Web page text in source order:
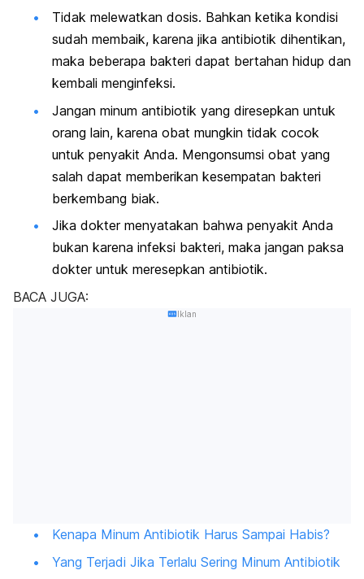
Tidak melewatkan dosis. Bahkan ketika kondisi
sudah membaik, karena jika antibiotik dihentikan,
maka beberapa bakteri dapat bertahan hidup dan
kembali menginfeksi.
Jangan minum antibiotik yang diresepkan untuk
orang lain, karena obat mungkin tidak cocok
untuk penyakit Anda. Mengonsumsi obat yang
salah dapat memberikan kesempatan bakteri
berkembang biak.
Jika dokter menyatakan bahwa penyakit Anda
bukan karena infeksi bakteri, maka jangan paksa
dokter untuk meresepkan antibiotik.
BACA JUGA:
Iklan
Kenapa Minum Antibiotik Harus Sampai Habis?
Yang Terjadi Jika Terlalu Sering Minum Antibiotik